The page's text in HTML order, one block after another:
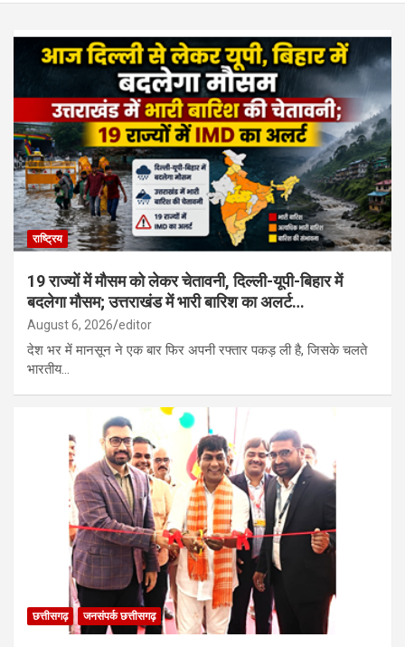
शुभारंभ…
मुंगेली : प्राकृतिक बीजों से सजी राखियां बनीं आत्मनिर्भरता की नई पहचान…
मुंगेली : बछेरा में आधुनिक आंगनबाड़ी भवन बना आकर्षण का केंद्र…
रूस के साथ उत्तर कोरिया की सैन्य साझेदारी गहरी, मिसाइल यूनिट तैनात; यूक्रेन
पर हमले की तैयारी…
राष्ट्रिय
19 राज्यों में मौसम को लेकर चेतावनी, दिल्ली-यूपी-बिहार में
बदलेगा मौसम; उत्तराखंड में भारी बारिश का अलर्ट…
August 6, 2026 editor
देश भर में मानसून ने एक बार फिर अपनी रफ्तार पकड़ ली है, जिसके चलते
भारतीय…
छत्तीसगढ़ जनसंपर्क छत्तीसगढ़